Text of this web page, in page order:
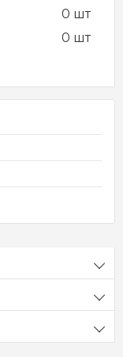
0 шт
0 шт